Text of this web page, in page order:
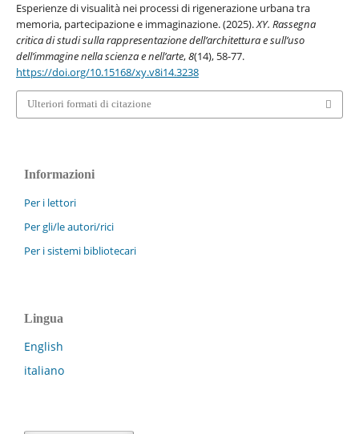
Esperienze di visualità nei processi di rigenerazione urbana tra
memoria, partecipazione e immaginazione. (2025).XY. Rassegna
critica di studi sulla rappresentazione dell’architettura e sull’uso
dell’immagine nella scienza e nell’arte,8(14), 58-77.
https://doi.org/10.15168/xy.v8i14.3238
Ulteriori formati di citazione
Informazioni
Per i lettori
Per gli/le autori/rici
Per i sistemi bibliotecari
Lingua
English
italiano